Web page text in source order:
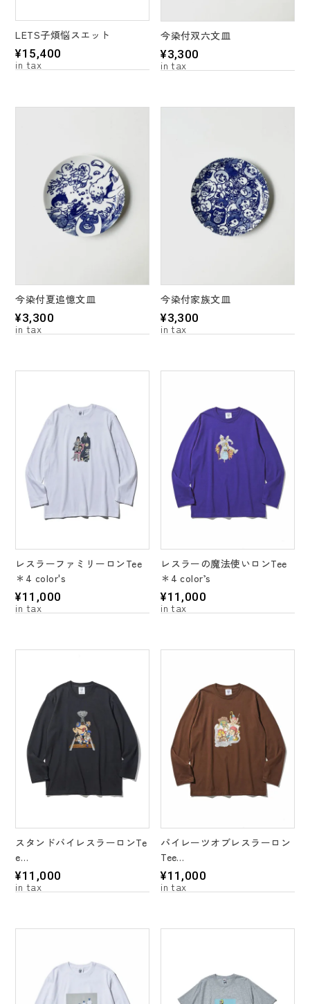
LETS子煩悩スエット
¥15,400
今染付双六文皿
¥3,300
今染付夏追憶文皿
¥3,300
今染付家族文皿
¥3,300
レスラーファミリーロンTee
＊4 color's
¥11,000
レスラーの魔法使いロンTee
＊4 color’s
¥11,000
スタンドバイレスラーロンTe
e
＊4 color’s
¥11,000
パイレーツオブレスラーロン
Tee
＊4 color’s
¥11,000